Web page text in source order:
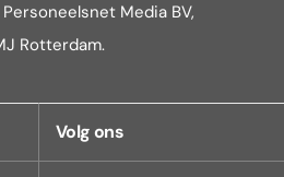
Media BV,
Rotterdam.
Volg ons